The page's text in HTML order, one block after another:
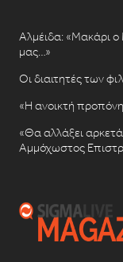
Αλμέιδα: «Μακάρι ο
μας…»
Οι διαιτητές των
«Η ανοικτή
«Θα αλλάξει
Αμμόχωστος